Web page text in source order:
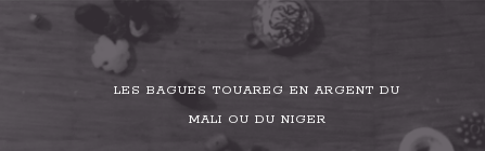
LES BAGUES TOUAREG EN ARGENT DU
MALI OU DU NIGER